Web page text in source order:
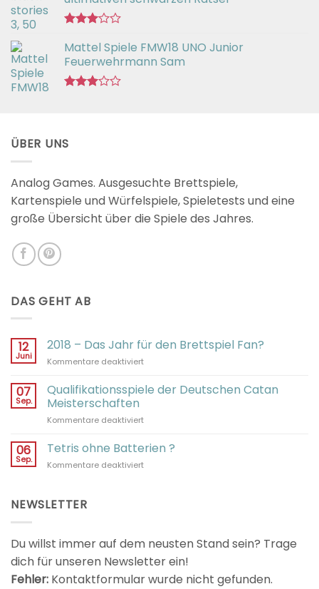
mit
3.00
von 5
Mattel Spiele FMW18 UNO Junior
Feuerwehrmann Sam
ÜBER UNS
Analog Games. Ausgesuchte Brettspiele,
Kartenspiele und Würfelspiele, Spieletests und eine
große Übersicht über die Spiele des Jahres.
DAS GEHT AB
12
Juni
2018 – Das Jahr für den Brettspiel Fan?
Kommentare deaktiviertfür
–
Das
für
Brettspiel
07
Sep.
Qualifikationsspiele der Deutschen Catan
Meisterschaften
Kommentare deaktiviertfür
der
Deutschen
Catan
06
Sep.
Tetris ohne Batterien ?
Kommentare deaktiviertfür
NEWSLETTER
Du willst immer auf dem neusten Stand sein? Trage
dich für unseren Newsletter ein!
Fehler: Kontaktformular wurde nicht gefunden.